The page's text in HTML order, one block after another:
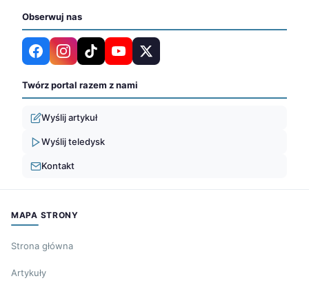
Obserwuj nas
Twórz portal razem z nami
Wyślij artykuł
Wyślij teledysk
Kontakt
MAPA STRONY
Strona główna
Artykuły